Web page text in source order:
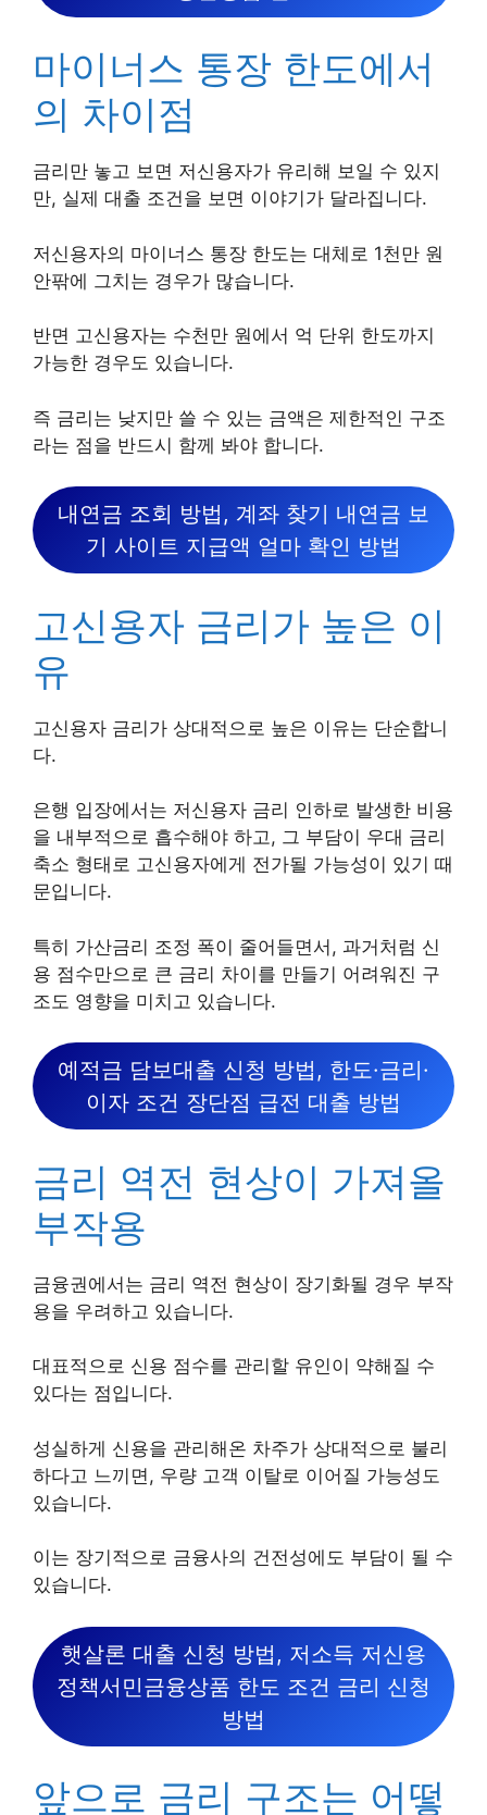
마이너스 통장 한도에서
의 차이점
금리만 놓고 보면 저신용자가 유리해 보일 수 있지
만, 실제 대출 조건을 보면 이야기가 달라집니다.
저신용자의 마이너스 통장 한도는 대체로 1천만 원
안팎에 그치는 경우가 많습니다.
반면 고신용자는 수천만 원에서 억 단위 한도까지
가능한 경우도 있습니다.
즉 금리는 낮지만 쓸 수 있는 금액은 제한적인 구조
라는 점을 반드시 함께 봐야 합니다.
내연금 조회 방법, 계좌 찾기 내연금 보
기 사이트 지급액 얼마 확인 방법
고신용자 금리가 높은 이
유
고신용자 금리가 상대적으로 높은 이유는 단순합니
다.
은행 입장에서는 저신용자 금리 인하로 발생한 비용
을 내부적으로 흡수해야 하고, 그 부담이 우대 금리
축소 형태로 고신용자에게 전가될 가능성이 있기 때
문입니다.
특히 가산금리 조정 폭이 줄어들면서, 과거처럼 신
용 점수만으로 큰 금리 차이를 만들기 어려워진 구
조도 영향을 미치고 있습니다.
예적금 담보대출 신청 방법, 한도·금리·
이자 조건 장단점 급전 대출 방법
금리 역전 현상이 가져올
부작용
금융권에서는 금리 역전 현상이 장기화될 경우 부작
용을 우려하고 있습니다.
대표적으로 신용 점수를 관리할 유인이 약해질 수
있다는 점입니다.
성실하게 신용을 관리해온 차주가 상대적으로 불리
하다고 느끼면, 우량 고객 이탈로 이어질 가능성도
있습니다.
이는 장기적으로 금융사의 건전성에도 부담이 될 수
있습니다.
햇살론 대출 신청 방법, 저소득 저신용
정책서민금융상품 한도 조건 금리 신청
방법
앞으로 금리 구조는 어떻